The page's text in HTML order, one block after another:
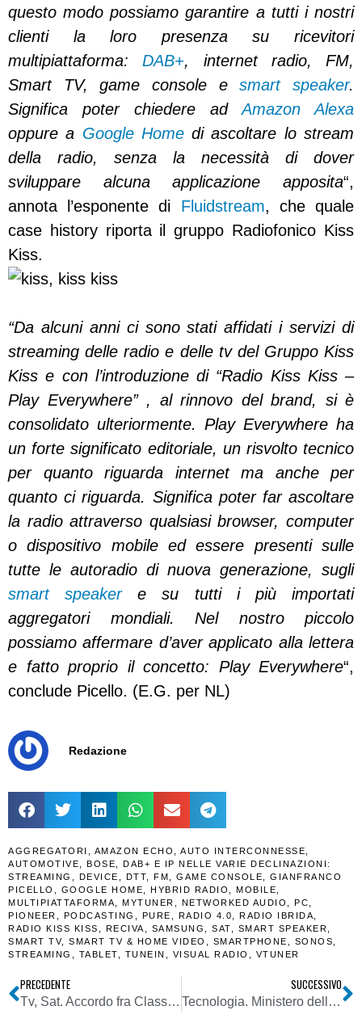
questo modo possiamo garantire a tutti i nostri
clienti la loro presenza su ricevitori
multipiattaforma:DAB+, internet radio, FM,
Smart TV, game console esmart speaker.
Significa poter chiedere adAmazon Alexa
oppure a Google Homedi ascoltare lo stream
della radio, senza la necessità di dover
sviluppare alcuna applicazione apposita“,
annota l’esponente di Fluidstream, che quale
case history riporta il gruppo Radiofonico Kiss
Kiss.
“Da alcuni anni ci sono stati affidati i servizi di
streaming delle radio e delle tv del Gruppo Kiss
Kiss e con l’introduzione di “Radio Kiss Kiss –
Play Everywhere” , al rinnovo del brand, si è
consolidato ulteriormente. Play Everywhere ha
un forte significato editoriale, un risvolto tecnico
per quanto riguarda internet ma anche per
quanto ci riguarda. Significa poter far ascoltare
la radio attraverso qualsiasi browser, computer
o dispositivo mobile ed essere presenti sulle
tutte le autoradio di nuova generazione, sugli
smart speakere su tutti i più importati
aggregatori mondiali. Nel nostro piccolo
possiamo affermare d’aver applicato alla lettera
e fatto proprio il concetto: Play Everywhere“,
conclude Picello. (E.G. per NL)
Redazione
AGGREGATORI AMAZON ECHO AUTO INTERCONNESSE
AUTOMOTIVE
BOSE
DAB+ E IP NELLE VARIE DECLINAZIONI:
STREAMING
DEVICE DTT FM GAME CONSOLE
GIANFRANCO
PICELLO
GOOGLE HOME HYBRID RADIO MOBILE
MULTIPIATTAFORMA
MYTUNER NETWORKED AUDIO PC
PIONEER
PODCASTING PURE RADIO 4.0 RADIO IBRIDA
RADIO KISS KISS
RECIVA SAMSUNG SAT SMART SPEAKER
SMART TV, SMART TV & HOME VIDEO SMARTPHONE SONOS
STREAMING
TABLET TUNEIN VISUAL RADIO VTUNER
PRECEDENTE
Tv, Sat. Accordo fra Classica HD di Sky e Intesa Sanpaolo per valorizzare la cultura lirica e musicale in Italia, con tutta una serie di iniziative
SUCCESSIVO
Tecnologia. Ministero dello Sviluppo Economico seleziona 30 esperti di alto livello per elaborare la strategia nazionale di Intelligenza Artificiale